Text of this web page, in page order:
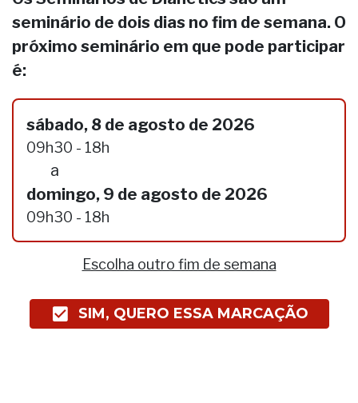
seminário de dois dias no fim de semana. O
próximo seminário em que pode participar
é:
sábado, 8 de agosto de 2026
09h30 - 18h
a
domingo, 9 de agosto de 2026
09h30 - 18h
Escolha outro fim de semana
SIM, QUERO ESSA MARCAÇÃO